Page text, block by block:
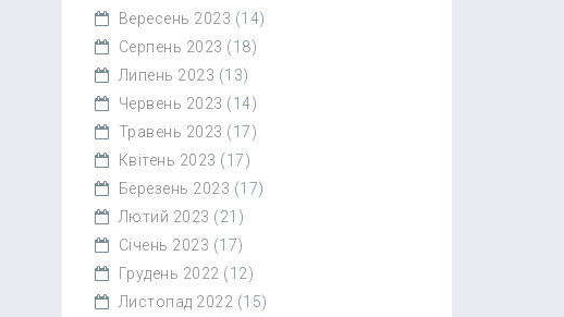
Вересень 2023 (14)
Серпень 2023 (18)
Липень 2023 (13)
Червень 2023 (14)
Травень 2023 (17)
Квітень 2023 (17)
Березень 2023 (17)
Лютий 2023 (21)
Січень 2023 (17)
Грудень 2022 (12)
Листопад 2022 (15)